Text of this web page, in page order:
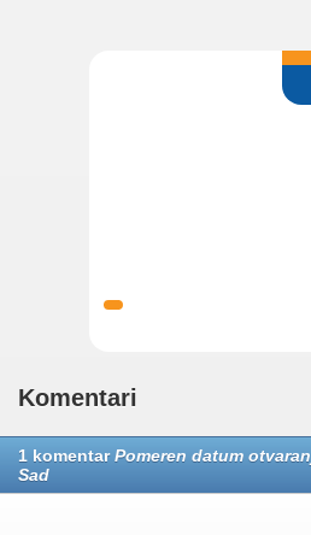
Komentari
1 komentarPomeren datum
Sad